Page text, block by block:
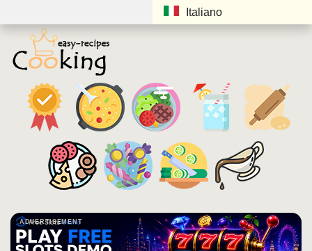
Italiano
ADVERTISEMENT